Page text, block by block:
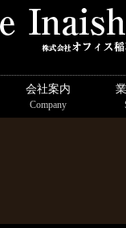
会社案内
Company